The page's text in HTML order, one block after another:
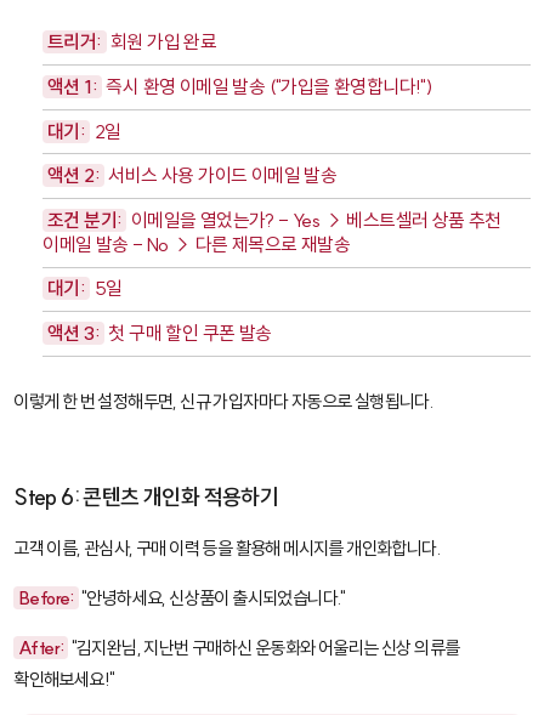
트리거: 회원 가입 완료
액션 1: 즉시 환영 이메일 발송 ("가입을 환영합니다!")
대기: 2일
액션 2: 서비스 사용 가이드 이메일 발송
조건 분기: 이메일을 열었는가? - Yes → 베스트셀러 상품 추천
이메일 발송 - No → 다른 제목으로 재발송
대기: 5일
액션 3: 첫 구매 할인 쿠폰 발송
이렇게 한 번 설정해두면, 신규 가입자마다 자동으로 실행됩니다.
Step 6: 콘텐츠 개인화 적용하기
고객 이름, 관심사, 구매 이력 등을 활용해 메시지를 개인화합니다.
Before: "안녕하세요, 신상품이 출시되었습니다."
After: "김지완님, 지난번 구매하신 운동화와 어울리는 신상 의류를
확인해보세요!"